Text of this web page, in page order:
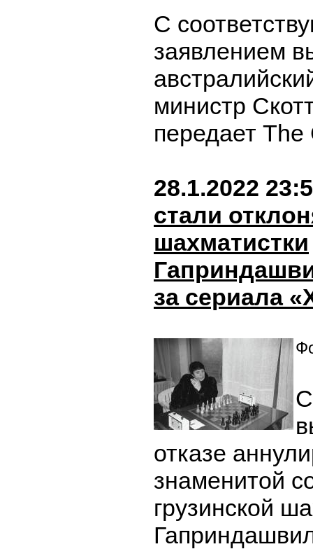
С
заявлением
министр
передает
28.1.2022
стали
шахматистки
за сериала
отказе
знаменитой
грузинской